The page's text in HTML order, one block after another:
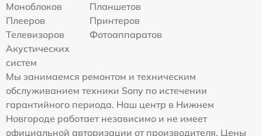
Моноблоков
Планшетов
Плееров
Принтеров
Телевизоров
Фотоаппаратов
Акустических
систем
Мы занимаемся ремонтом и техническим
обслуживанием техники Sony по истечении
гарантийного периода. Наш центр в Нижнем
Новгороде работает независимо и не имеет
официальной авторизации от производителя. Цены